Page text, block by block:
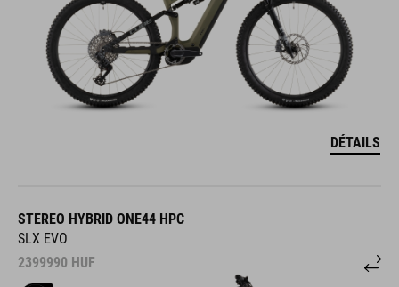
DÉTAILS
STEREO HYBRID ONE44 HPC
SLX EVO
2399990 HUF